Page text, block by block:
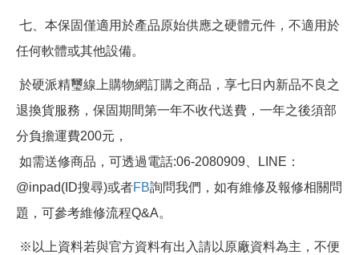
七、本保固僅適用於產品原始供應之硬體元件，不適用於
任何軟體或其他設備。
於硬派精璽線上購物網訂購之商品，享七日內新品不良之
退換貨服務，保固期間第一年不收代送費，一年之後須部
分負擔運費200元，
如需送修商品，可透過電話:06-2080909、LINE：
@inpad(ID搜尋)或者FB詢問我們，如有維修及報修相關問
題，可參考維修流程Q&A。
※以上資料若與官方資料有出入請以原廠資料為主，不便